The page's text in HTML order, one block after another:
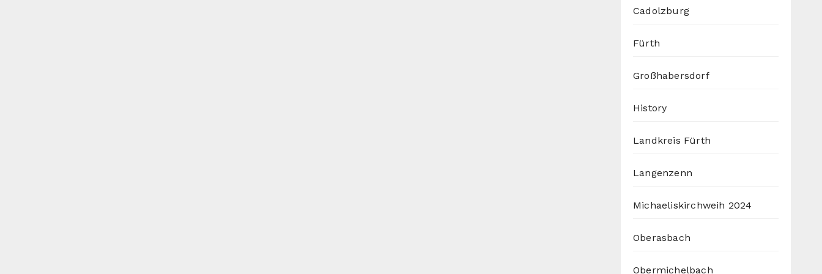
Cadolzburg
Fürth
Großhabersdorf
History
Landkreis Fürth
Langenzenn
Michaeliskirchweih 2024
Oberasbach
Obermichelbach